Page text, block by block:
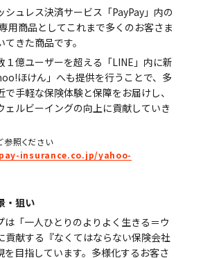
ュレス決済サービス「PayPay」内の
用商品としてこれまで多くのお客さま
きた商品です。
億ユーザーを超える「LINE」内に新
ほけん」へも提供を行うことで、多
で手軽な保険体験と保障をお届けし、
ェルビーイングの向上に貢献していき
照ください
insurance.co.jp/yahoo-
・狙い
「一人ひとりのよりよく生きる＝ウ
貢献する『なくてはならない保険会社
を目指しています。多様化するお客さ